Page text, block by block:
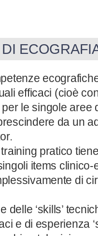
efficaci (cioè
le singole aree
da un
pratico
items
di
delle ‘skills’
e di esperienza